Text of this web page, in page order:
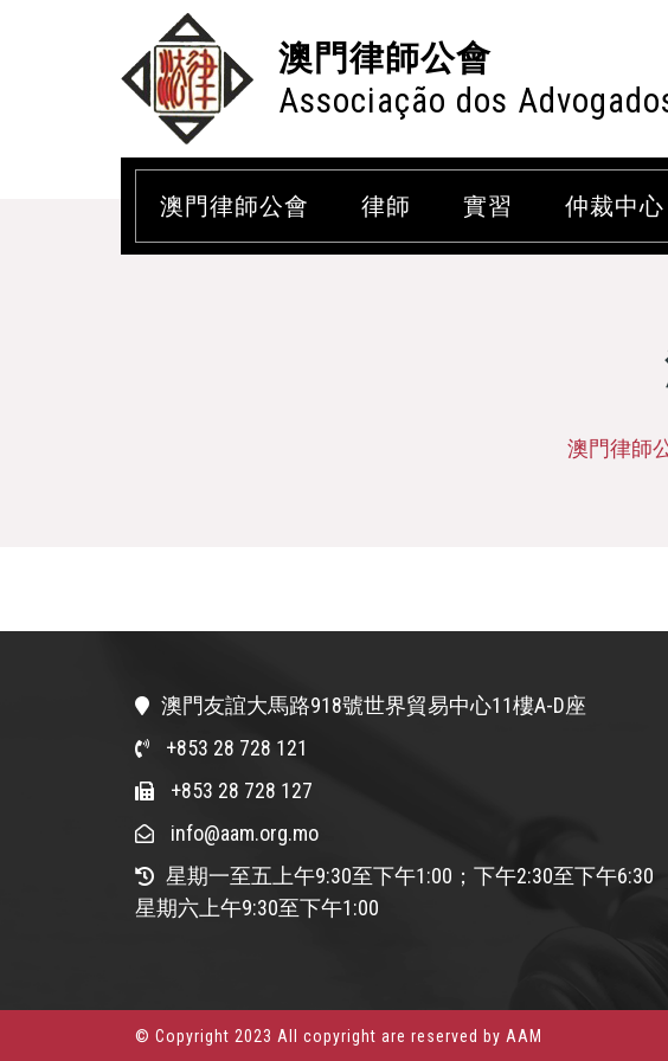
澳門律師公會
Associação dos
澳門律師公會 律師 實習 仲裁中心
澳門律師
澳門友誼大馬路918號世界貿易中心11樓A-D座
+853 28 728 121
+853 28 728 127
info@aam.org.mo
星期一至五上午9:30至下午1:00；下午2:30至下午6:30
星期六上午9:30至下午1:00
© Copyright 2023 All copyright are reserved by AAM